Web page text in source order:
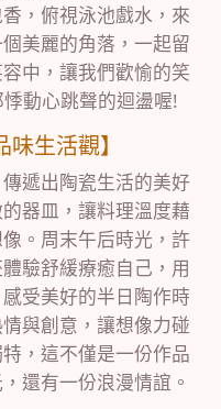
，俯視泳池戲水，來
美麗的角落，一起留
中，讓我們歡愉的笑
動心跳聲的迴盪喔!
生活觀】
遞出陶瓷生活的美好
器皿，讓料理溫度藉
。周末午后時光，許
驗舒緩療癒自己，用
受美好的半日陶作時
與創意，讓想像力碰
，這不僅是一份作品
還有一份浪漫情誼。